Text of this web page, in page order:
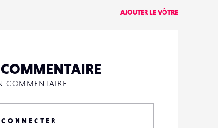
AJOUTER LE VÔTRE
COMMENTAIRE